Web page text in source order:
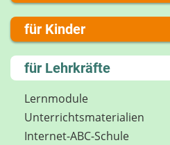
Über uns
Presse
Kontakt
Impressum
Internet-ABC Sitemap
Barrierefreiheit
Länderprojekte
für Kinder
Lernen und Schule
Hobby und Freizeit
Spiel und Spaß
Mitreden und Mitmachen
Lexikon
für Lehrkräfte
Lernmodule
Unterrichts­materialien
Internet-ABC-Schule